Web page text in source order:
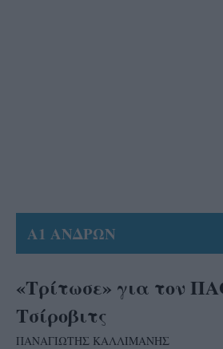
Α1 ΑΝΔΡΩΝ
«Τρίτωσε» για τον
Τσίροβιτς
ΠΑΝΑΓΙΩΤΗΣ ΚΑΛΛΙΜΑΝΗΣ